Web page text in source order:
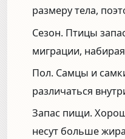
размеру тела,
Сезон. Птицы
миграции,
Пол. Самцы и
различаться
Запас пищи.
несут больше